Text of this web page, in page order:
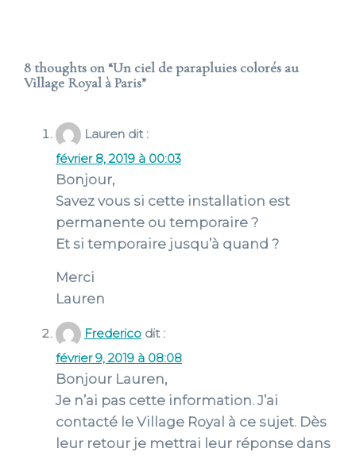
8 thoughts on “Un ciel de parapluies colorés au
Village Royal à Paris”
Lauren dit :
février 8, 2019 à 00:03
Bonjour,
Savez vous si cette installation est
permanente ou temporaire ?
Et si temporaire jusqu’à quand ?
Merci
Lauren
Frederico dit :
février 9, 2019 à 08:08
Bonjour Lauren,
Je n’ai pas cette information. J’ai
contacté le Village Royal à ce sujet. Dès
leur retour je mettrai leur réponse dans